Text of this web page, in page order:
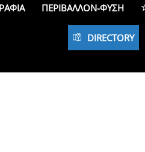
ΠΕΡΙΒΆΛΛΟΝ-ΦΎΣΗ
DIRECTORY